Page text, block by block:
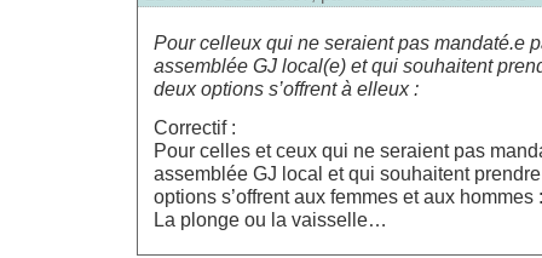
Pour celleux qui ne seraient pas mandaté.e
assemblée GJ local(e) et qui souhaitent
deux options s’offrent à elleux :
Correctif :
Pour celles et ceux qui ne seraient pas
assemblée GJ local et qui souhaitent
options s’offrent aux femmes et aux hommes :
La plonge ou la vaisselle…